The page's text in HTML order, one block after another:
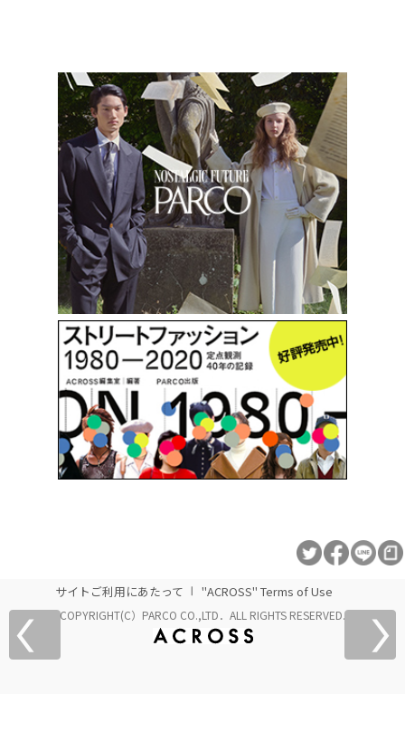
サイトご利用にあたって "ACROSS" Terms of Use
COPYRIGHT(C）PARCO CO.,LTD．ALL RIGHTS RESERVED.